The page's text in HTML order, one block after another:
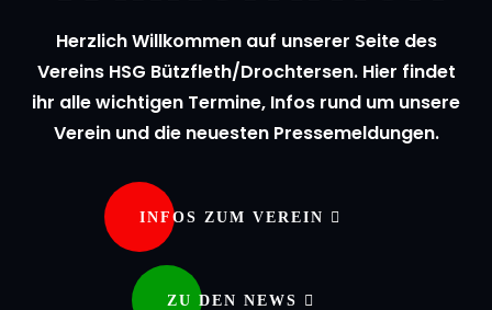
Herzlich Willkommen auf unserer Seite des
Vereins HSG Bützfleth/Drochtersen. Hier findet
ihr alle wichtigen Termine, Infos rund um unsere
Verein und die neuesten Pressemeldungen.
INFOS ZUM VEREIN
ZU DEN NEWS